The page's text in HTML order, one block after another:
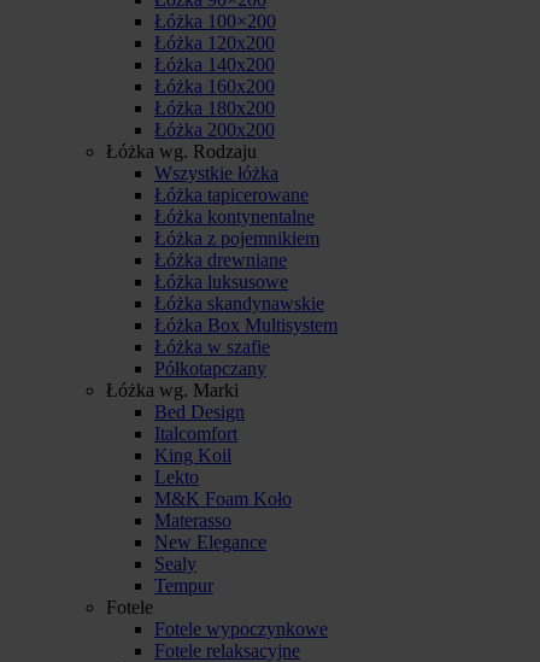
Łóżka 100×200
Łóżka 120x200
Łóżka 140x200
Łóżka 160x200
Łóżka 180x200
Łóżka 200x200
Łóżka wg. Rodzaju
Wszystkie łóżka
Łóżka tapicerowane
Łóżka kontynentalne
Łóżka z pojemnikiem
Łóżka drewniane
Łóżka luksusowe
Łóżka skandynawskie
Łóżka Box Multisystem
Łóżka w szafie
Półkotapczany
Łóżka wg. Marki
Bed Design
Italcomfort
King Koil
Lekto
M&K Foam Koło
Materasso
New Elegance
Sealy
Tempur
Fotele
Fotele wypoczynkowe
Fotele relaksacyjne